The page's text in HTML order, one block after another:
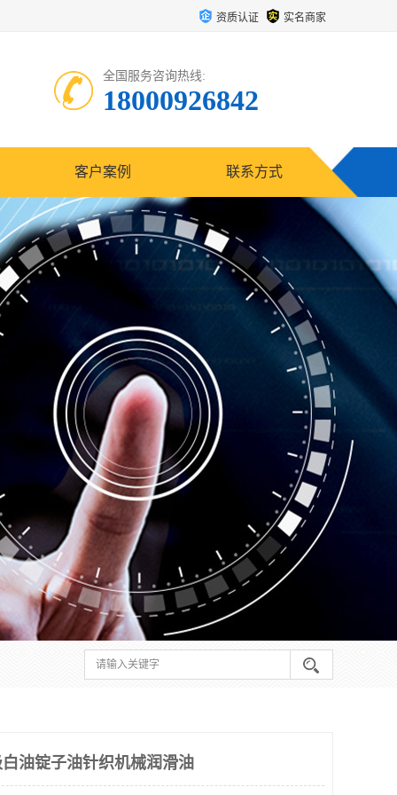
资质认证 实名商家
全国服务咨询热线:
18000926842
客户案例 联系方式
油锭子油针织机械润滑油